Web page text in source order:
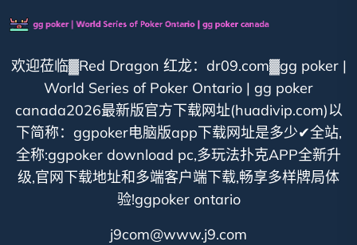
欢迎莅临▓Red Dragon 红龙：dr09.com▓gg poker |
World Series of Poker Ontario | gg poker
canada2026最新版官方下载网址(huadivip.com)以
下简称：ggpoker电脑版app下载网址是多少✔全站,
全称:ggpoker download pc,多玩法扑克APP全新升
级,官网下载地址和多端客户端下载,畅享多样牌局体
验!ggpoker ontario
j9com@www.j9.com